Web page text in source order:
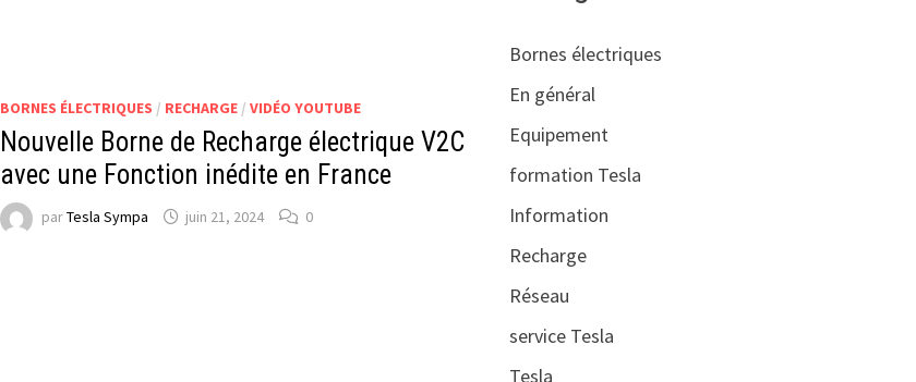
BORNES ÉLECTRIQUES / RECHARGE/ VIDÉO YOUTUBE
Nouvelle Borne de Recharge électrique V2C
avec une Fonction inédite en France
parTesla Sympa juin 21, 2024 0
Bornes électriques
En général
Equipement
formation Tesla
Information
Recharge
Réseau
service Tesla
Tesla